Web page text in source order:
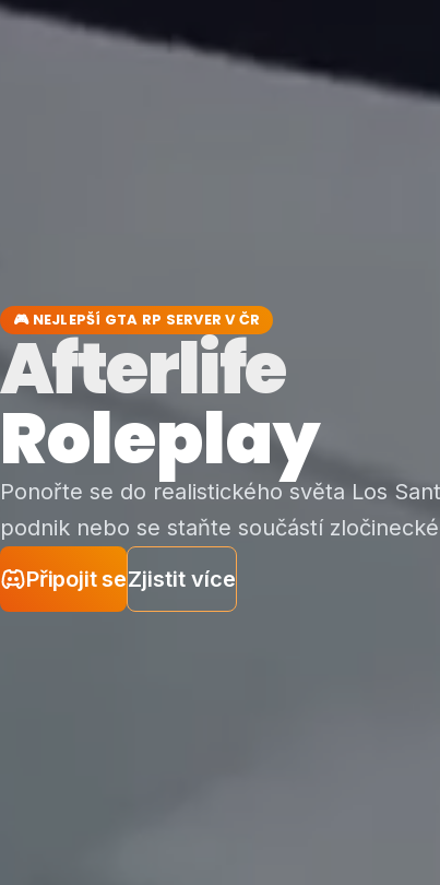
🎮 NEJLEPŠÍ GTA RP SERVER V ČR
Afterlife
Roleplay
Ponořte se do realistického světa Los
podnik nebo se staňte součástí
Připojit seZjistit více